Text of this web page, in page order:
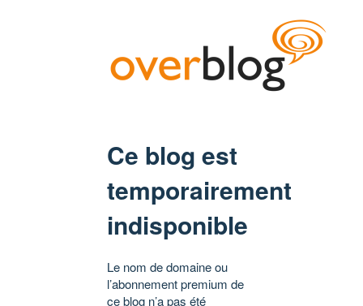
Ce blog est
temporairement
indisponible
Le nom de domaine ou
l’abonnement premium de
ce blog n’a pas été